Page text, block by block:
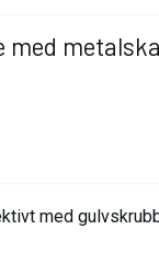
med
med